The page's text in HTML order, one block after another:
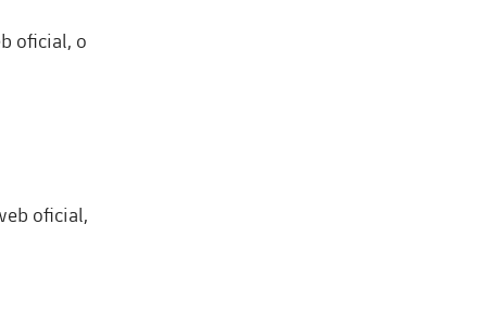
oficial, o
oficial,